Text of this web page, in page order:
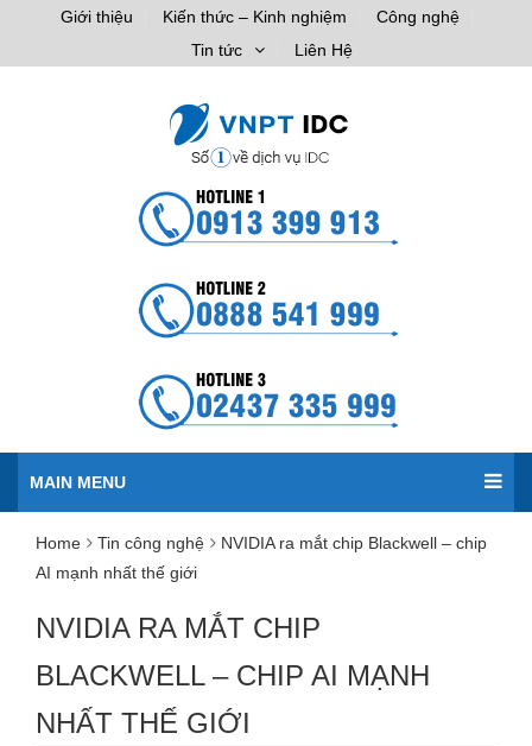
Giới thiệu Kiến thức – Kinh nghiệm
Công nghệ
Tin tức
Liên Hệ
MAIN MENU
Home Tin công nghệ
NVIDIA ra mắt chip Blackwell – chip
AI mạnh nhất thế giới
NVIDIA RA MẮT CHIP
BLACKWELL – CHIP AI MẠNH
NHẤT THẾ GIỚI